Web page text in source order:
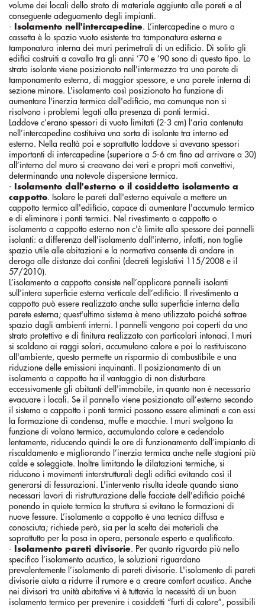
volume dei locali dello strato di materiale aggiunto alle pareti e al
conseguente adeguamento degli impianti.
-
Isolamento nell'intercapedine. L’intercapedine o muro a
cassetta è lo spazio vuoto esistente tra tamponatura esterna e
tamponatura interna dei muri perimetrali di un edificio. Di solito gli
edifici costruiti a cavallo tra gli anni ’70 e ’90 sono di questo tipo. Lo
strato isolante viene posizionato nell'intermezzo tra una parete di
tamponamento esterna, di maggior spessore, e una parete interna di
sezione minore. L'isolamento così posizionato ha funzione di
aumentare l'inerzia termica dell'edificio, ma comunque non si
risolvono i problemi legati alla presenza di ponti termici.
Laddove c’erano spessori di vuoto limitati (2-3 cm) l’aria contenuta
nell’intercapedine costituiva una sorta di isolante tra interno ed
esterno. Nella realtà poi e soprattutto laddove si avevano spessori
importanti di intercapedine (superiore a 5-6 cm fino ad arrivare a 30)
all’interno del muro si creavano dei veri e propri moti convettivi,
determinando una notevole dispersione termica.
-
Isolamento dall'esterno o il cosiddetto isolamento a
cappotto. Isolare le pareti dall'esterno equivale a mettere un
cappotto termico all'edificio, capace di aumentare l'accumulo termico
e di eliminare i ponti termici. Nel rivestimento a cappotto o
isolamento a cappotto esterno non c'è limite allo spessore dei pannelli
isolanti: a differenza dell'isolamento dall'interno, infatti, non toglie
spazio utile alle abitazioni e la normativa consente di andare in
deroga alle distanze dai confini (decreti legislativi 115/2008 e il
57/2010).
L’isolamento a cappotto consiste nell’applicare pannelli isolanti
sull’intera superficie esterna verticale dell’edificio. Il rivestimento a
cappotto può essere realizzato anche sulla superficie interna della
parete esterna; quest'ultimo sistema è meno utilizzato poiché sottrae
spazio dagli ambienti interni. I pannelli vengono poi coperti da uno
strato protettivo e di finitura realizzato con particolari intonaci. I muri
si scaldano ai raggi solari, accumulano calore e poi lo restituiscono
all'ambiente, questo permette un risparmio di combustibile e una
riduzione delle emissioni inquinanti. Il posizionamento di un
isolamento a cappotto ha il vantaggio di non disturbare
eccessivamente gli abitanti dell'immobile, in quanto non è necessario
evacuare i locali. Se il pannello viene posizionato all’esterno secondo
il sistema a cappotto i ponti termici possono essere eliminati e con essi
la formazione di condensa, muffe e macchie. I muri svolgono la
funzione di volano termico, accumulando calore e cedendolo
lentamente, riducendo quindi le ore di funzionamento dell’impianto di
riscaldamento e migliorando l’inerzia termica anche nelle stagioni più
calde e soleggiate. Inoltre limitando le dilatazioni termiche, si
riducono i movimenti interstrutturali degli edifici evitando così il
generarsi di fessurazioni. L'intervento risulta ideale quando siano
necessari lavori di ristrutturazione delle facciate dell'edificio poiché
ponendo in quiete termica la struttura si evitano le formazioni di
nuove fessure. L’isolamento a cappotto è una tecnica diffusa e
conosciuta; richiede però, sia per la scelta dei materiali che
soprattutto per la posa in opera, personale esperto e qualificato.
-
Isolamento pareti divisorie. Per quanto riguarda più nello
specifico l’isolamento acustico, le soluzioni riguardano
prevalentemente l’isolamento di pareti divisorie. L'isolamento di pareti
divisorie aiuta a ridurre il rumore e a creare comfort acustico. Anche
nei divisori tra unità abitative vi è tuttavia la necessità di un buon
isolamento termico per prevenire i cosiddetti “furti di calore”, possibili